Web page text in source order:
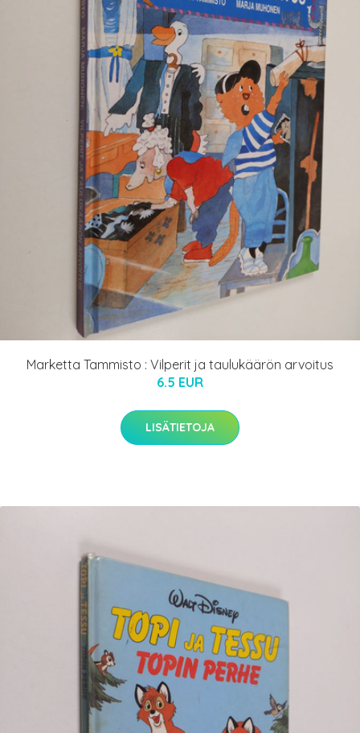
Marketta Tammisto : Vilperit ja taulukäärön arvoitus
6.5 EUR
LISÄTIETOJA